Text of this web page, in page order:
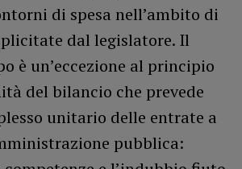
di spesa nell’ambito di
dal legislatore. Il
è un’eccezione al principio
del bilancio che prevede
unitario delle entrate a
pubblica: